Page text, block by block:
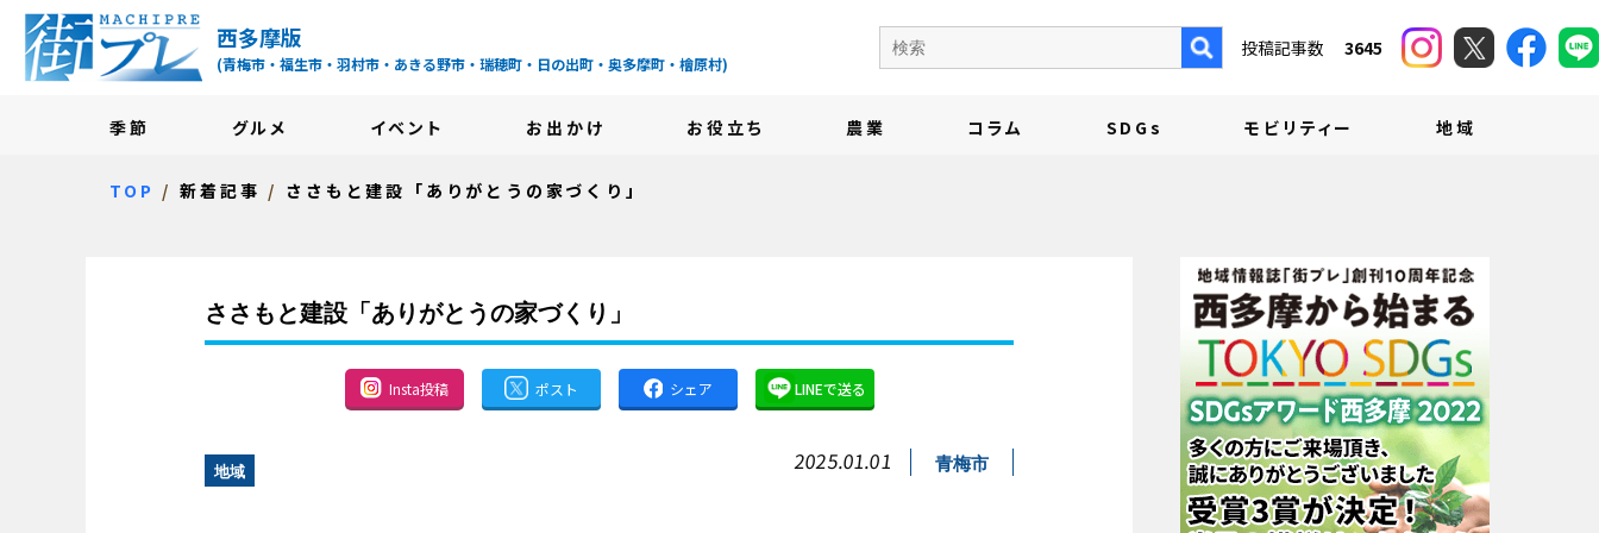
街プレ -東京・西多摩の地域情報サイト-
西多摩版
(青梅市・福生市・羽村市・あきる野市・瑞穂町・日の出町・奥多摩町・檜原村)
季節 グルメ イベント お出かけ お役立ち 農業 コラム SDGs モビリティー 地域
投稿記事数 3645
TOP 新着記事 ささもと建設「ありがとうの家づくり」
ささもと建設「ありがとうの家づくり」
Insta投稿 ポスト シェア LINEで送る
地域 2025.01.01 青梅市